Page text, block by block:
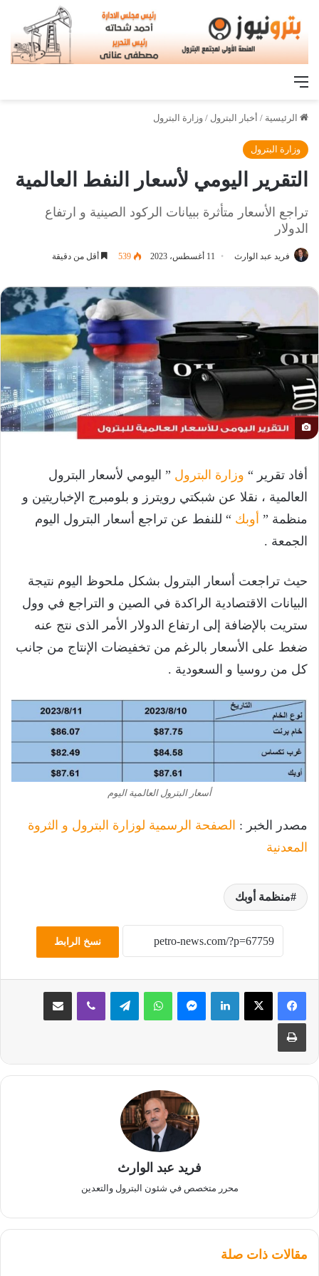
القائمة
الرئيسية / أخبار البترول / وزارة البترول
وزارة البترول
التقرير اليومي لأسعار النفط العالمية
تراجع الأسعار متأثرة ببيانات الركود الصينية و ارتفاع
الدولار
فريد عبد الوارث 11 أغسطس، 2023 539 أقل من دقيقة
أفاد تقرير “ وزارة البترول ” اليومي لأسعار البترول
العالمية ، نقلا عن شبكتي رويترز و بلومبرج الإخباريتين و
منظمة ” أوبك “ للنفط عن تراجع أسعار البترول اليوم
الجمعة .
حيث تراجعت أسعار البترول بشكل ملحوظ اليوم نتيجة
البيانات الاقتصادية الراكدة في الصين و التراجع في وول
ستريت بالإضافة إلى ارتفاع الدولار الأمر الذى نتج عنه
ضغط على الأسعار بالرغم من تخفيضات الإنتاج من جانب
كل من روسيا و السعودية .
أسعار البترول العالمية اليوم
مصدر الخبر : الصفحة الرسمية لوزارة البترول و الثروة
المعدنية
منظمة أوبك
نسخ الرابط
لينكدإن ماسنجر واتساب تيلقرام ڤايبر مشاركة عبر البريد
طباعة
فريد عبد الوارث
محرر متخصص في شئون البترول والتعدين
مقالات ذات صلة